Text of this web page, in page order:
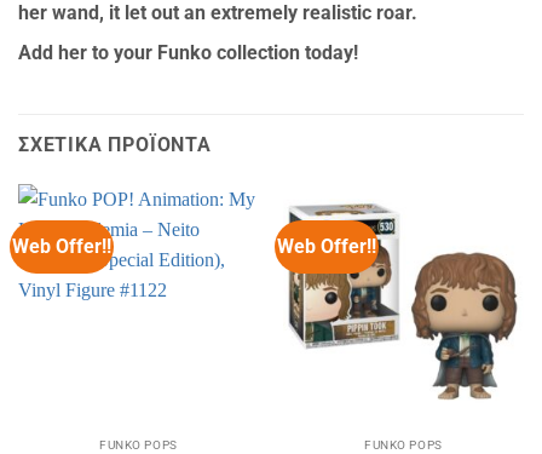
her wand, it let out an extremely realistic roar.
Add her to your Funko collection today!
ΣΧΕΤΙΚΆ ΠΡΟΪΌΝΤΑ
Web Offer!!
FUNKO POPS
Web Offer!!
FUNKO POPS